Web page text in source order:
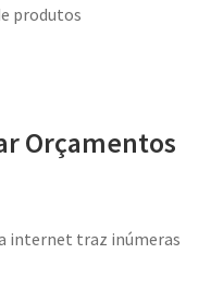
produtos
Orçamentos
internet traz inúmeras